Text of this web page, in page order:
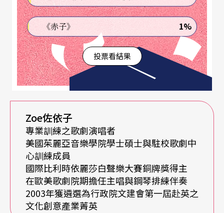
練，所有位子都是十五美元，連節目單都包括在
內。而且你還有機會聽到指揮與樂團，或是獨奏家
之間的互動，這樣的公開排練在幾年前來的人不
多，而在今年紐約遊客再度回籠之後，在排練開始
的一個多鐘頭前就看到人群大排長龍，與晚上的正
式演出已快無兩樣。
就像好萊塢電影，除了電影本身的發行放映，連幕
後花絮都可以出書或是拍成另一個影集來發售，基
本上是符合現代人無盡的好奇心與求知慾（不是八
卦）。 其實從音樂會的節目單裡也可見一斑，以往
只有學者寫的生硬樂曲解說，現在換成以散文式的
《赤子》 1%
投票看結果
Zoe佐依子
專業訓練之歌劇演唱者
美國茱麗亞音樂學院學士碩士與駐校歌劇中
心訓練成員
國際比利時依麗莎白聲樂大賽銅牌獎得主
在歐美歌劇院期擔任主唱與鋼琴排練伴奏
2003年獲遴選為行政院文建會第一屆赴英之
文化創意產業菁英